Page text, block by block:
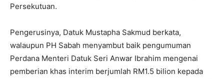
Persekutuan.
Pengerusinya, Datuk Mustapha Sakmud berkata,
walaupun PH Sabah menyambut baik pengumuman
Perdana Menteri Datuk Seri Anwar Ibrahim mengenai
pemberian khas interim berjumlah RM1.5 bilion kepada